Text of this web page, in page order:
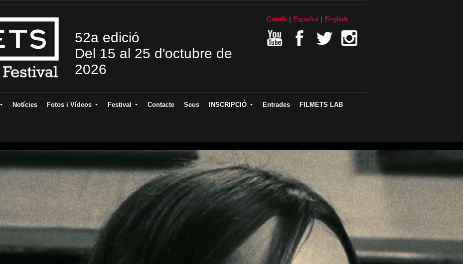
52a edició
Del 15 al 25 d'octubre de
2026
Català Español English
Notícies Fotos i Vídeos Festival Contacte Seus INSCRIPCIÓ Entrades FILMETS LAB